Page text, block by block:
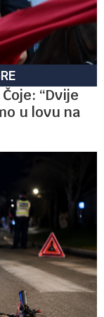
“Dvije
u lovu na